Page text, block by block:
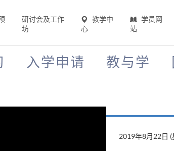
研讨会及工作
坊
教学中
心
学员网
站
入学申请 教与学
2019年8月22日 (